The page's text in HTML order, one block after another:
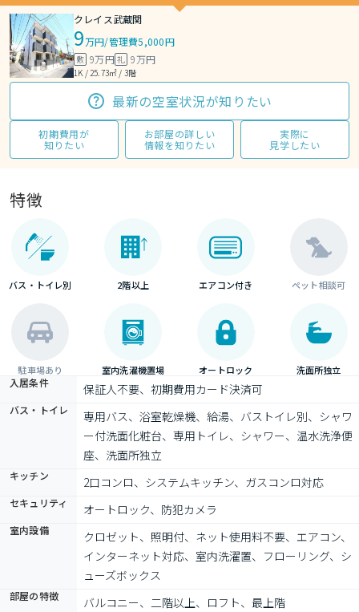
クレイス武蔵関
9万円/管理費5,000円
敷 9万円礼 9万円
1K / 25.73㎡ / 3階
最新の空室状況が知りたい
初期費用が
知りたい
お部屋の詳しい
情報を知りたい
実際に
見学したい
特徴
バス・トイレ別 2階以上 エアコン付き ペット相談可
駐車場あり 室内洗濯機置場 オートロック 洗面所独立
入居条件 保証人不要、初期費用カード決済可
バス・トイレ
専用バス、浴室乾燥機、給湯、バストイレ別、シャワ
ー付洗面化粧台、専用トイレ、シャワー、温水洗浄便
座、洗面所独立
キッチン 2口コンロ、システムキッチン、ガスコンロ対応
セキュリティ オートロック、防犯カメラ
室内設備
クロゼット、照明付、ネット使用料不要、エアコン、
インターネット対応、室内洗濯置、フローリング、シ
ューズボックス
部屋の特徴 バルコニー、二階以上、ロフト、最上階